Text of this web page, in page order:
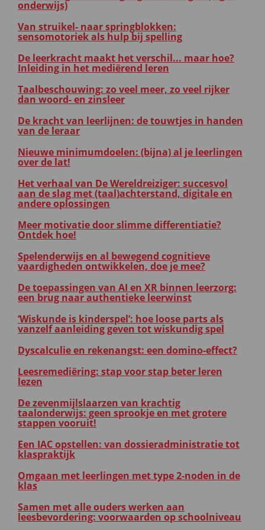
onderwijs)
Van struikel- naar springblokken:
sensomotoriek als hulp bij spelling
De leerkracht maakt het verschil... maar hoe?
Inleiding in het mediërend leren
Taalbeschouwing: zo veel meer, zo veel rijker
dan woord- en zinsleer
De kracht van leerlijnen: de touwtjes in handen
van de leraar
Nieuwe minimumdoelen: (bijna) al je leerlingen
over de lat!
Het verhaal van De Wereldreiziger: succesvol
aan de slag met (taal)achterstand, digitale en
andere oplossingen
Meer motivatie door slimme differentiatie?
Ontdek hoe!
Spelenderwijs en al bewegend cognitieve
vaardigheden ontwikkelen, doe je mee?
De toepassingen van AI en XR binnen leerzorg:
een brug naar authentieke leerwinst
‘Wiskunde is kinderspel’: hoe loose parts als
vanzelf aanleiding geven tot wiskundig spel
Dyscalculie en rekenangst: een domino-effect?
Leesremediëring: stap voor stap beter leren
lezen
De zevenmijlslaarzen van krachtig
taalonderwijs: geen sprookje en met grotere
stappen vooruit!
Een IAC opstellen: van dossieradministratie tot
klaspraktijk
Omgaan met leerlingen met type 2-noden in de
klas
Samen met alle ouders werken aan
leesbevordering: voorwaarden op schoolniveau